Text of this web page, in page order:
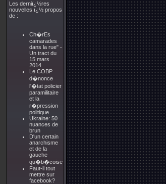
Les derniï¿½res
nouvelles ï¿½ propos
de :
Ch�rEs
camarades
dans la rue" -
Un tract du
15 mars
2014
Le COBP
d�nonce
l'�tat policier
paramilitaire
et la
r�pression
politique
Ukraine: 50
nuances de
brun
D'un certain
anarchisme
et de la
gauche
qu�b�coise
Faut-il tout
mettre sur
facebook?